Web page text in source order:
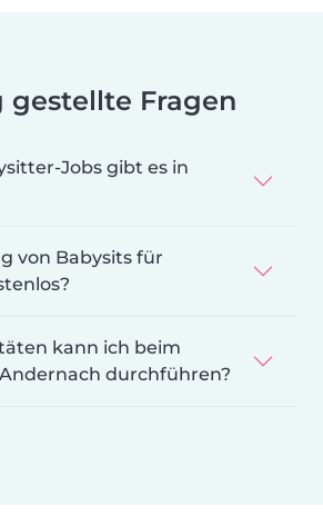
gestellte Fragen
Jobs gibt es in
von Babysits für
kann ich beim
durchführen?